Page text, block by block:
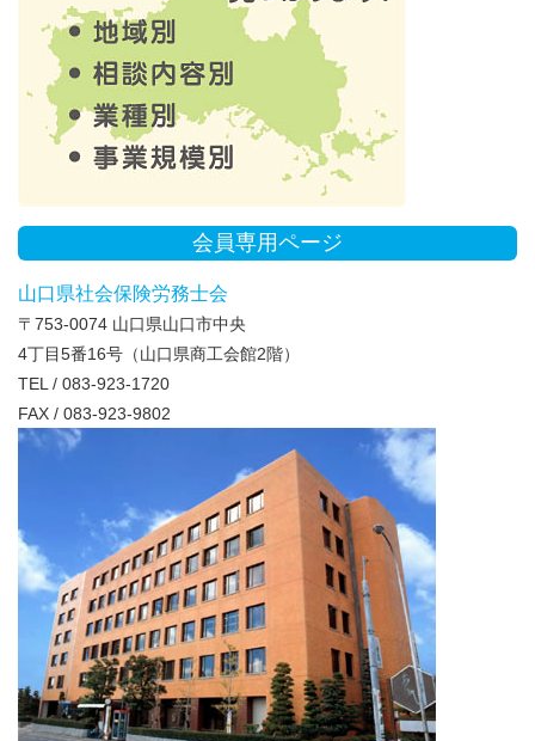
会員専用ページ
山口県社会保険労務士会
〒753-0074 山口県山口市中央
4丁目5番16号（山口県商工会館2階）
TEL / 083-923-1720
FAX / 083-923-9802